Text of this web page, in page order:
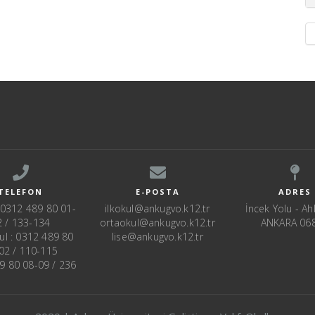
489 80 01-
/ 133-134
: 0312 489 80
/ 110-115
80 08-09 / 236
E-POSTA
ilkokul@ankugvo.k12.tr
ortaokul@ankugvo.k12.tr
lise@ankugvo.k12.tr
ADRES
İncek Yolu -
ANKARA